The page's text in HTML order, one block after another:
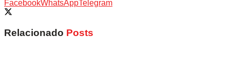
FacebookWhatsAppTelegram
Relacionado Posts